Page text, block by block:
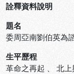
詮釋資料說明
題名
委周亞南劉伯英為
生平歷程
革命之再起 、 北